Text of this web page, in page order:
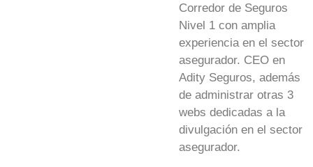
Corredor de Seguros
Nivel 1 con amplia
experiencia en el sector
asegurador. CEO en
Adity Seguros, además
de administrar otras 3
webs dedicadas a la
divulgación en el sector
asegurador.